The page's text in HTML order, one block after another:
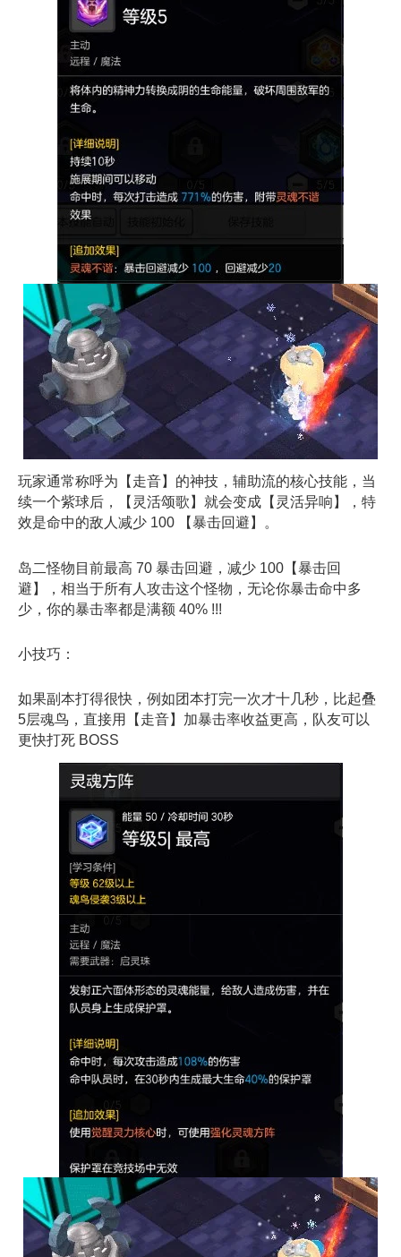
玩家通常称呼为【走音】的神技，辅助流的核心技能，当
续一个紫球后，【灵活颂歌】就会变成【灵活异响】，特
效是命中的敌人减少 100 【暴击回避】。
岛二怪物目前最高 70 暴击回避，减少 100【暴击回
避】，相当于所有人攻击这个怪物，无论你暴击命中多
少，你的暴击率都是满额 40% !!!
小技巧：
如果副本打得很快，例如团本打完一次才十几秒，比起叠
5层魂鸟，直接用【走音】加暴击率收益更高，队友可以
更快打死 BOSS